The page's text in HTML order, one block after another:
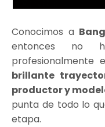
Conocimos a
entonces no
profesionalmente
brillante
productor y
punta de todo lo
etapa.